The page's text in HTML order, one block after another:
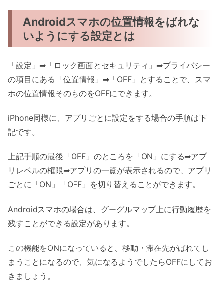
Androidスマホの位置情報をばれな
いようにする設定とは
「設定」➡「ロック画面とセキュリティ」➡プライバシー
の項目にある「位置情報」➡「OFF」とすることで、スマ
ホの位置情報そのものをOFFにできます。
iPhone同様に、アプリごとに設定をする場合の手順は下
記です。
上記手順の最後「OFF」のところを「ON」にする➡アプ
リレベルの権限➡アプリの一覧が表示されるので、アプリ
ごとに「ON」「OFF」を切り替えることができます。
Androidスマホの場合は、グーグルマップ上に行動履歴を
残すことができる設定があります。
この機能をONになっていると、移動・滞在先がばれてし
まうことになるので、気になるようでしたらOFFにしてお
きましょう。